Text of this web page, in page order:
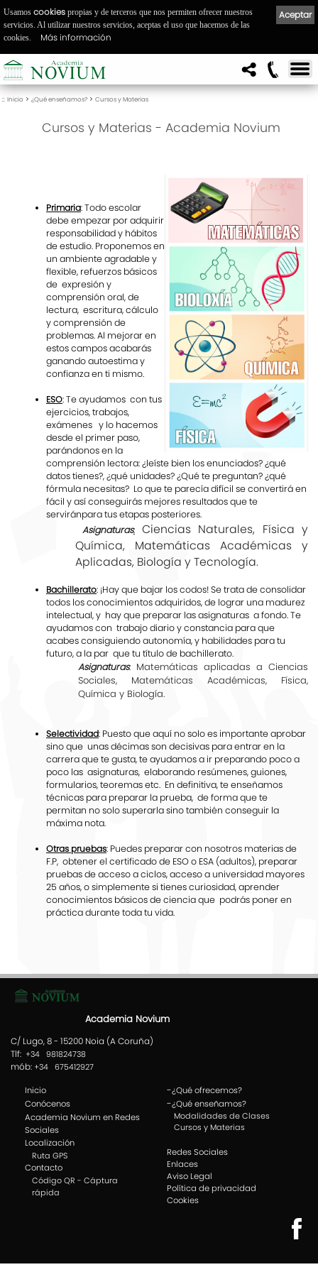
:: Inicio > ¿Qué enseñamos? > Cursos y Materias
Cursos y Materias - Academia Novium
Primaria: Todo escolar
debe empezar por adquirir
responsabilidad y hábitos
de estudio. Proponemos en
un ambiente agradable y
flexible, refuerzos básicos
de expresión y
comprensión oral, de
lectura, escritura, cálculo
y comprensión de
problemas. Al mejorar en
estos campos acabarás
ganando autoestima y
confianza en ti mismo.
ESO: Te ayudamos con tus
ejercicios, trabajos,
exámenes y lo hacemos
desde el primer paso,
parándonos en la
comprensión lectora: ¿leíste bien los enunciados? ¿qué
datos tienes?, ¿qué unidades? ¿Qué te preguntan? ¿qué
fórmula necesitas? Lo que te parecía difícil se convertirá en
fácil y así conseguirás mejores resultados que te
serviránpara tus etapas posteriores.
Asignaturas:Ciencias Naturales, Física y
Química, Matemáticas Académicas y
Aplicadas, Biología y Tecnología.
Bachillerato: ¡Hay que bajar los codos! Se trata de consolidar
todos los conocimientos adquiridos, de lograr una madurez
intelectual, y hay que preparar las asignaturas a fondo. Te
ayudamos con trabajo diario y constancia para que
acabes consiguiendo autonomía, y habilidades para tu
futuro, a la par que tu título de bachillerato.
Asignaturas: Matemáticas aplicadas a Ciencias
Sociales, Matemáticas Académicas, Física,
Química y Biología.
Selectividad: Puesto que aquí no solo es importante aprobar
sino que unas décimas son decisivas para entrar en la
carrera que te gusta, te ayudamos a ir preparando poco a
poco las asignaturas, elaborando resúmenes, guiones,
formularios, teoremas etc. En definitiva, te enseñamos
técnicas para preparar la prueba, de forma que te
permitan no solo superarla sino también conseguir la
máxima nota.
Otras pruebas: Puedes preparar con nosotros materias de
F.P, obtener el certificado de ESO o ESA (adultos), preparar
pruebas de acceso a ciclos, acceso a universidad mayores
25 años, o simplemente si tienes curiosidad, aprender
conocimientos básicos de ciencia que podrás poner en
práctica durante toda tu vida.
Academia Novium
C/ Lugo, 8 - 15200 Noia (A Coruña)
Tlf: +34 981824738
mób: +34 675412927
Inicio
Conócenos
Academia Novium en Redes
Sociales
Localización
Ruta GPS
Contacto
Código QR - Cáptura
rápida
-¿Qué ofrecemos?
-¿Qué enseñamos?
Modalidades de Clases
Cursos y Materias
Redes Sociales
Enlaces
Aviso Legal
Política de privacidad
Cookies
Aceptar
Usamos cookies propias y de terceros que nos permiten ofrecer nuestros
servicios. Al utilizar nuestros servicios, aceptas el uso que hacemos de las
cookies.
Más información